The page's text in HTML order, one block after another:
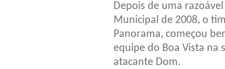
Depois de uma
Municipal de 2008, o
Panorama, começou
equipe do Boa Vista na
atacante Dom.